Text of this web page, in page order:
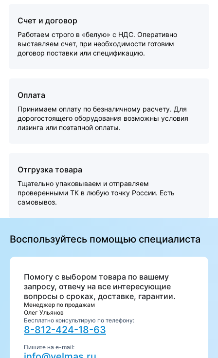
Счет и договор
Работаем строго в «белую» с НДС. Оперативно
выставляем счет, при необходимости готовим
договор поставки или спецификацию.
Оплата
Принимаем оплату по безналичному расчету. Для
дорогостоящего оборудования возможны условия
лизинга или поэтапной оплаты.
Отгрузка товара
Тщательно упаковываем и отправляем
проверенными ТК в любую точку России. Есть
самовывоз.
Воспользуйтесь помощью специалиста
Помогу с выбором товара по вашему
запросу, отвечу на все интересующие
вопросы о сроках, доставке, гарантии.
Менеджер по продажам
Олег Ульянов
Бесплатно консультирую по телефону:
8-812-424-18-63
Пишите на e-mail: